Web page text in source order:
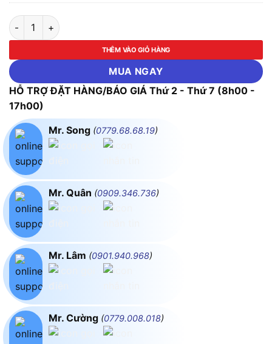
Hộp đậy phòng thấm nước cho ổ cắm Sino S323DV số lượng
THÊM VÀO GIỎ HÀNG
MUA NGAY
HỖ TRỢ ĐẶT HÀNG/BÁO GIÁ Thứ 2 - Thứ 7 (8h00 -
17h00)
Mr. Song (0779.68.68.19)
Mr. Quân (0909.346.736)
Mr. Lâm (0901.940.968)
Mr. Cường (0779.008.018)